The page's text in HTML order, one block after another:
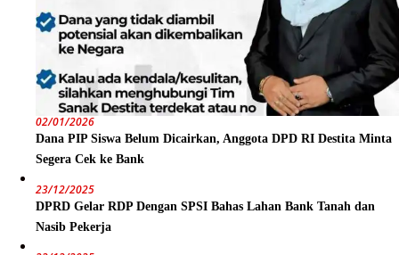
02/01/2026
Dana PIP Siswa Belum Dicairkan, Anggota DPD RI Destita Minta
Segera Cek ke Bank
23/12/2025
DPRD Gelar RDP Dengan SPSI Bahas Lahan Bank Tanah dan
Nasib Pekerja